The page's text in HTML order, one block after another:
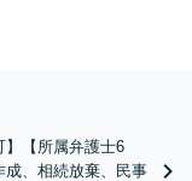
】【所属弁護士6
成、相続放棄、民事